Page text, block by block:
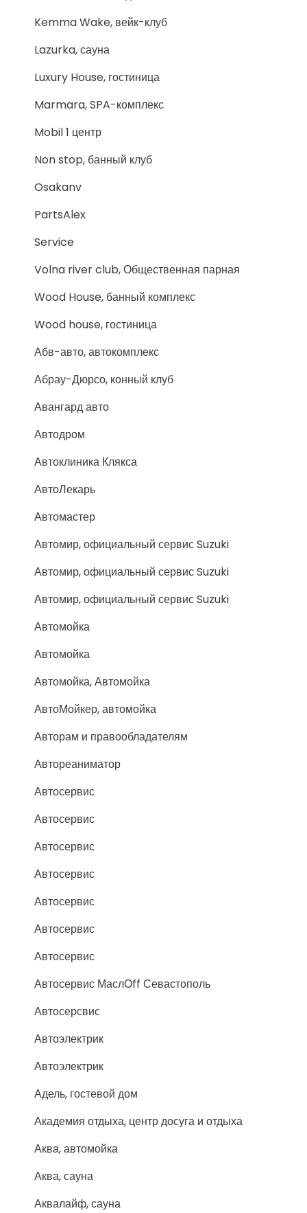
Kemma Wake, вейк-клуб
Lazurka, сауна
Luxury House, гостиница
Marmara, SPA-комплекс
Mobil 1 центр
Non stop, банный клуб
Osakanv
PartsAlex
Service
Volna river club, Общественная парная
Wood House, банный комплекс
Wood house, гостиница
Абв-авто, автокомплекс
Абрау-Дюрсо, конный клуб
Авангард авто
Автодром
Автоклиника Клякса
АвтоЛекарь
Автомастер
Автомир, официальный сервис Suzuki
Автомир, официальный сервис Suzuki
Автомир, официальный сервис Suzuki
Автомойка
Автомойка
Автомойка, Автомойка
АвтоМойкер, автомойка
Авторам и правообладателям
Автореаниматор
Автосервис
Автосервис
Автосервис
Автосервис
Автосервис
Автосервис
Автосервис
Автосервис МаслОff Севастополь
Автосерсвис
Автоэлектрик
Автоэлектрик
Адель, гостевой дом
Академия отдыха, центр досуга и отдыха
Аква, автомойка
Аква, сауна
Аквалайф, сауна